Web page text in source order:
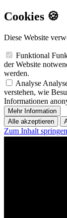
Cookies 🍪
Diese Website
Funktional
der Website
werden.
Analyse
verstehen, wie
Informationen
Mehr Information
Alle akzeptieren
Zum Inhalt springen